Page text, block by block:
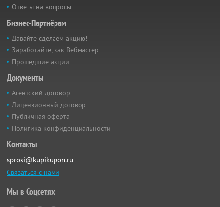
Ответы на вопросы
Бизнес-Партнёрам
Давайте сделаем акцию!
Заработайте, как Вебмастер
Прошедшие акции
Документы
Агентский договор
Лицензионный договор
Публичная оферта
Политика конфиденциальности
Контакты
sprosi@kupikupon.ru
Связаться с нами
Мы в Соцсетях